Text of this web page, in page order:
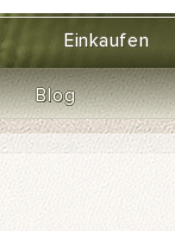
Einkaufen
Blog